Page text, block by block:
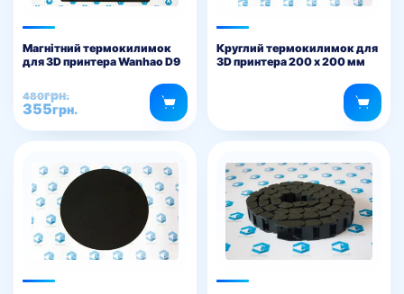
Магнітний термокилимок
для 3D принтера Wanhao D9
480грн.
Оригінальна
ціна:
355грн.
Поточна
ціна:
Круглий термокилимок для
3D принтера 200 х 200 мм